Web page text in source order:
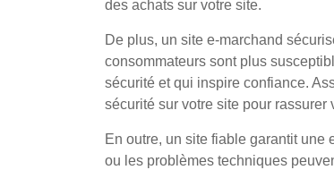
des achats sur votre site.
De plus, un site e-marchand
consommateurs sont plus
sécurité et qui inspire confiance.
sécurité sur votre site pour
En outre, un site fiable garantit une
ou les problèmes techniques